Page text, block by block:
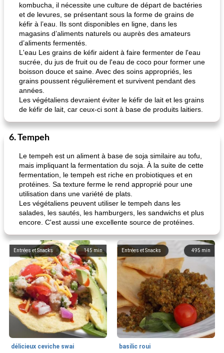
kombucha, il nécessite une culture de départ de bactéries
et de levures, se présentant sous la forme de grains de
kéfir à l’eau. Ils sont disponibles en ligne, dans les
magasins d’aliments naturels ou auprès des amateurs
d’aliments fermentés.
L'eau Les grains de kéfir aident à faire fermenter de l'eau
sucrée, du jus de fruit ou de l'eau de coco pour former une
boisson douce et saine. Avec des soins appropriés, les
grains poussent régulièrement et survivent pendant des
années.
Les végétaliens devraient éviter le kéfir de lait et les grains
de kéfir de lait, car ceux-ci sont à base de produits laitiers.
6. Tempeh
Le tempeh est un aliment à base de soja similaire au tofu,
mais impliquant la fermentation du soja. À la suite de cette
fermentation, le tempeh est riche en probiotiques et en
protéines. Sa texture ferme le rend approprié pour une
utilisation dans une variété de plats.
Les végétaliens peuvent utiliser le tempeh dans les
salades, les sautés, les hamburgers, les sandwichs et plus
encore. C'est aussi une excellente source de protéines.
145 min
Entrées et Snacks
délicieux ceviche swai
495 min
Entrées et Snacks
basilic roui